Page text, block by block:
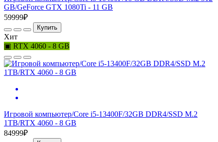
GB/GeForce GTX 1080Ti - 11 GB
59999₽
Купить
Хит
▣ RTX 4060 - 8 GB
Игровой компьютер/Core i5-13400F/32GB DDR4/SSD M.2
1TB/RTX 4060 - 8 GB
84999₽